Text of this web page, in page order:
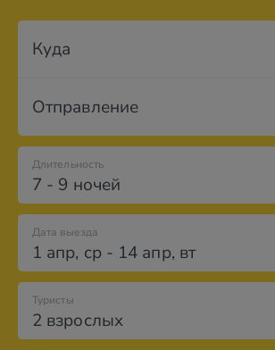
Куда
Отправление
7 - 9 ночей
Длительность
Дата выезда
1 апр, ср- 14 апр, вт
2 взрослых
Туристы